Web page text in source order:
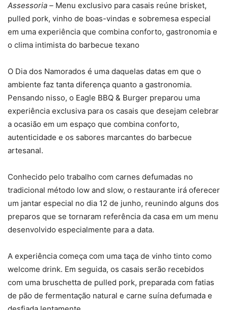
Assessoria – Menu exclusivo para casais reúne brisket,
pulled pork, vinho de boas-vindas e sobremesa especial
em uma experiência que combina conforto, gastronomia e
o clima intimista do barbecue texano
O Dia dos Namorados é uma daquelas datas em que o
ambiente faz tanta diferença quanto a gastronomia.
Pensando nisso, o Eagle BBQ & Burger preparou uma
experiência exclusiva para os casais que desejam celebrar
a ocasião em um espaço que combina conforto,
autenticidade e os sabores marcantes do barbecue
artesanal.
Conhecido pelo trabalho com carnes defumadas no
tradicional método low and slow, o restaurante irá oferecer
um jantar especial no dia 12 de junho, reunindo alguns dos
preparos que se tornaram referência da casa em um menu
desenvolvido especialmente para a data.
A experiência começa com uma taça de vinho tinto como
welcome drink. Em seguida, os casais serão recebidos
com uma bruschetta de pulled pork, preparada com fatias
de pão de fermentação natural e carne suína defumada e